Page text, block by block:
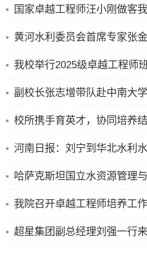
国家卓越工程师汪小刚做客
黄河水利委员会首席专家张
我校举行2025级卓越工程师
副校长张志增带队赴中南大
哈萨克斯坦国立水资源管理
我院召开卓越工程师培养工
超星集团副总经理刘强一行